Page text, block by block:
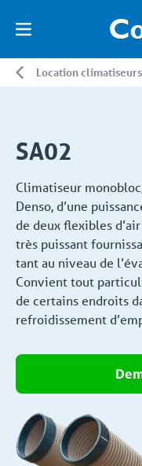
Location
SA02
Climatiseur
Denso, d’une
de deux flexibles
très puissant
tant au niveau de
Convient tout
de certains endroits
refroidissement